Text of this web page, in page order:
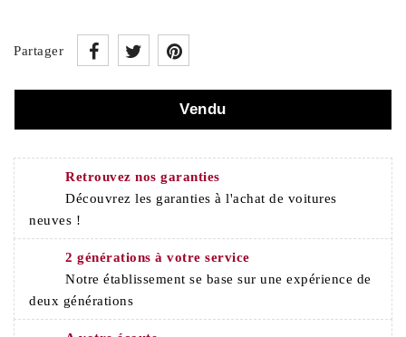
Partager
Vendu
Retrouvez nos garanties
Découvrez les garanties à l'achat de voitures
neuves !
2 générations à votre service
Notre établissement se base sur une expérience de
deux générations